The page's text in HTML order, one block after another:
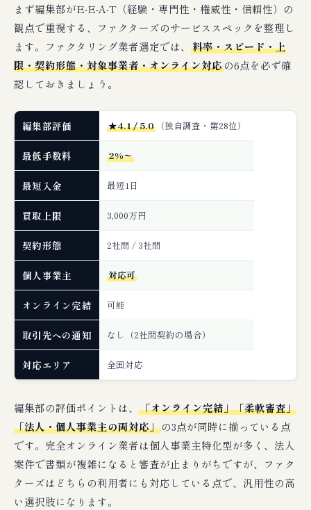
事業者に最適
🔗 関連記事（編集部おすすめ）
まず編集部がE-E-A-T（経験・専門性・権威性・信頼性）の
観点で重視する、ファクターズのサービススペックを整理し
ます。ファクタリング業者選定では、 料率・スピード・上
限・契約形態・対象事業者・オンライン対応の6点を必ず確
認しておきましょう。
編集部評価 ★4.1 / 5.0 （独自調査・第28位）
最低手数料 2%〜
最短入金 最短1日
買取上限 3,000万円
契約形態 2社間 / 3社間
個人事業主 対応可
オンライン完結 可能
取引先への通知 なし（2社間契約の場合）
対応エリア 全国対応
編集部の評価ポイントは、 「オンライン完結」「柔軟審査」
「法人・個人事業主の両対応」の3点が同時に揃っている点
です。完全オンライン業者は個人事業主特化型が多く、法人
案件で書類が複雑になると審査が止まりがちですが、ファク
ターズはどちらの利用者にも対応している点で、汎用性の高
い選択肢になります。